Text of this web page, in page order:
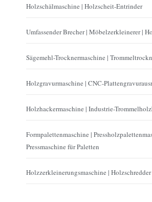
Holzschälmaschine | Holzscheit-Entrinder
Umfassender Brecher | Möbelzerkleinerer |
Sägemehl-Trocknermaschine |
Holzgravurmaschine | CNC-
Holzhackermaschine | Industrie-
Formpalettenmaschine |
Pressmaschine für Paletten
Holzzerkleinerungsmaschine | Holzschredder